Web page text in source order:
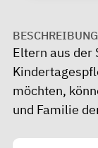
Eltern aus der
möchten,
und Familie